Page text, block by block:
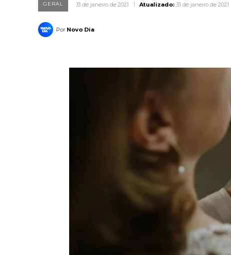
GERAL 31 de janeiro de 2021 Atualizado: 31 de janeiro de 2021
Por Novo Dia